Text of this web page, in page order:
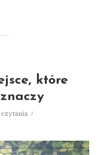
które
czytania